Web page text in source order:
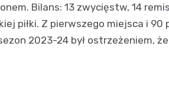
Bilans: 13 zwycięstw, 14
piłki. Z pierwszego miejsca i
2023-24 był ostrzeżeniem,